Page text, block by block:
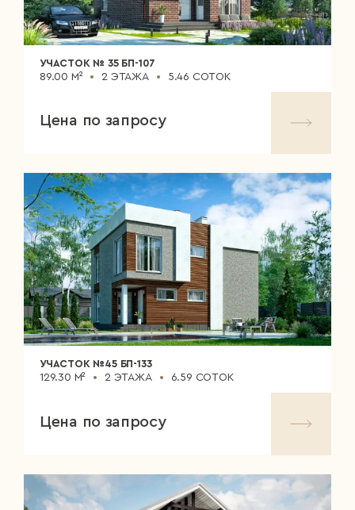
УЧАСТОК № 35 БП-107
89.00 М² 2 ЭТАЖА 5.46 СОТОК
Цена по запросу
УЧАСТОК №45 БП-133
129.30 М² 2 ЭТАЖА 6.59 СОТОК
Цена по запросу